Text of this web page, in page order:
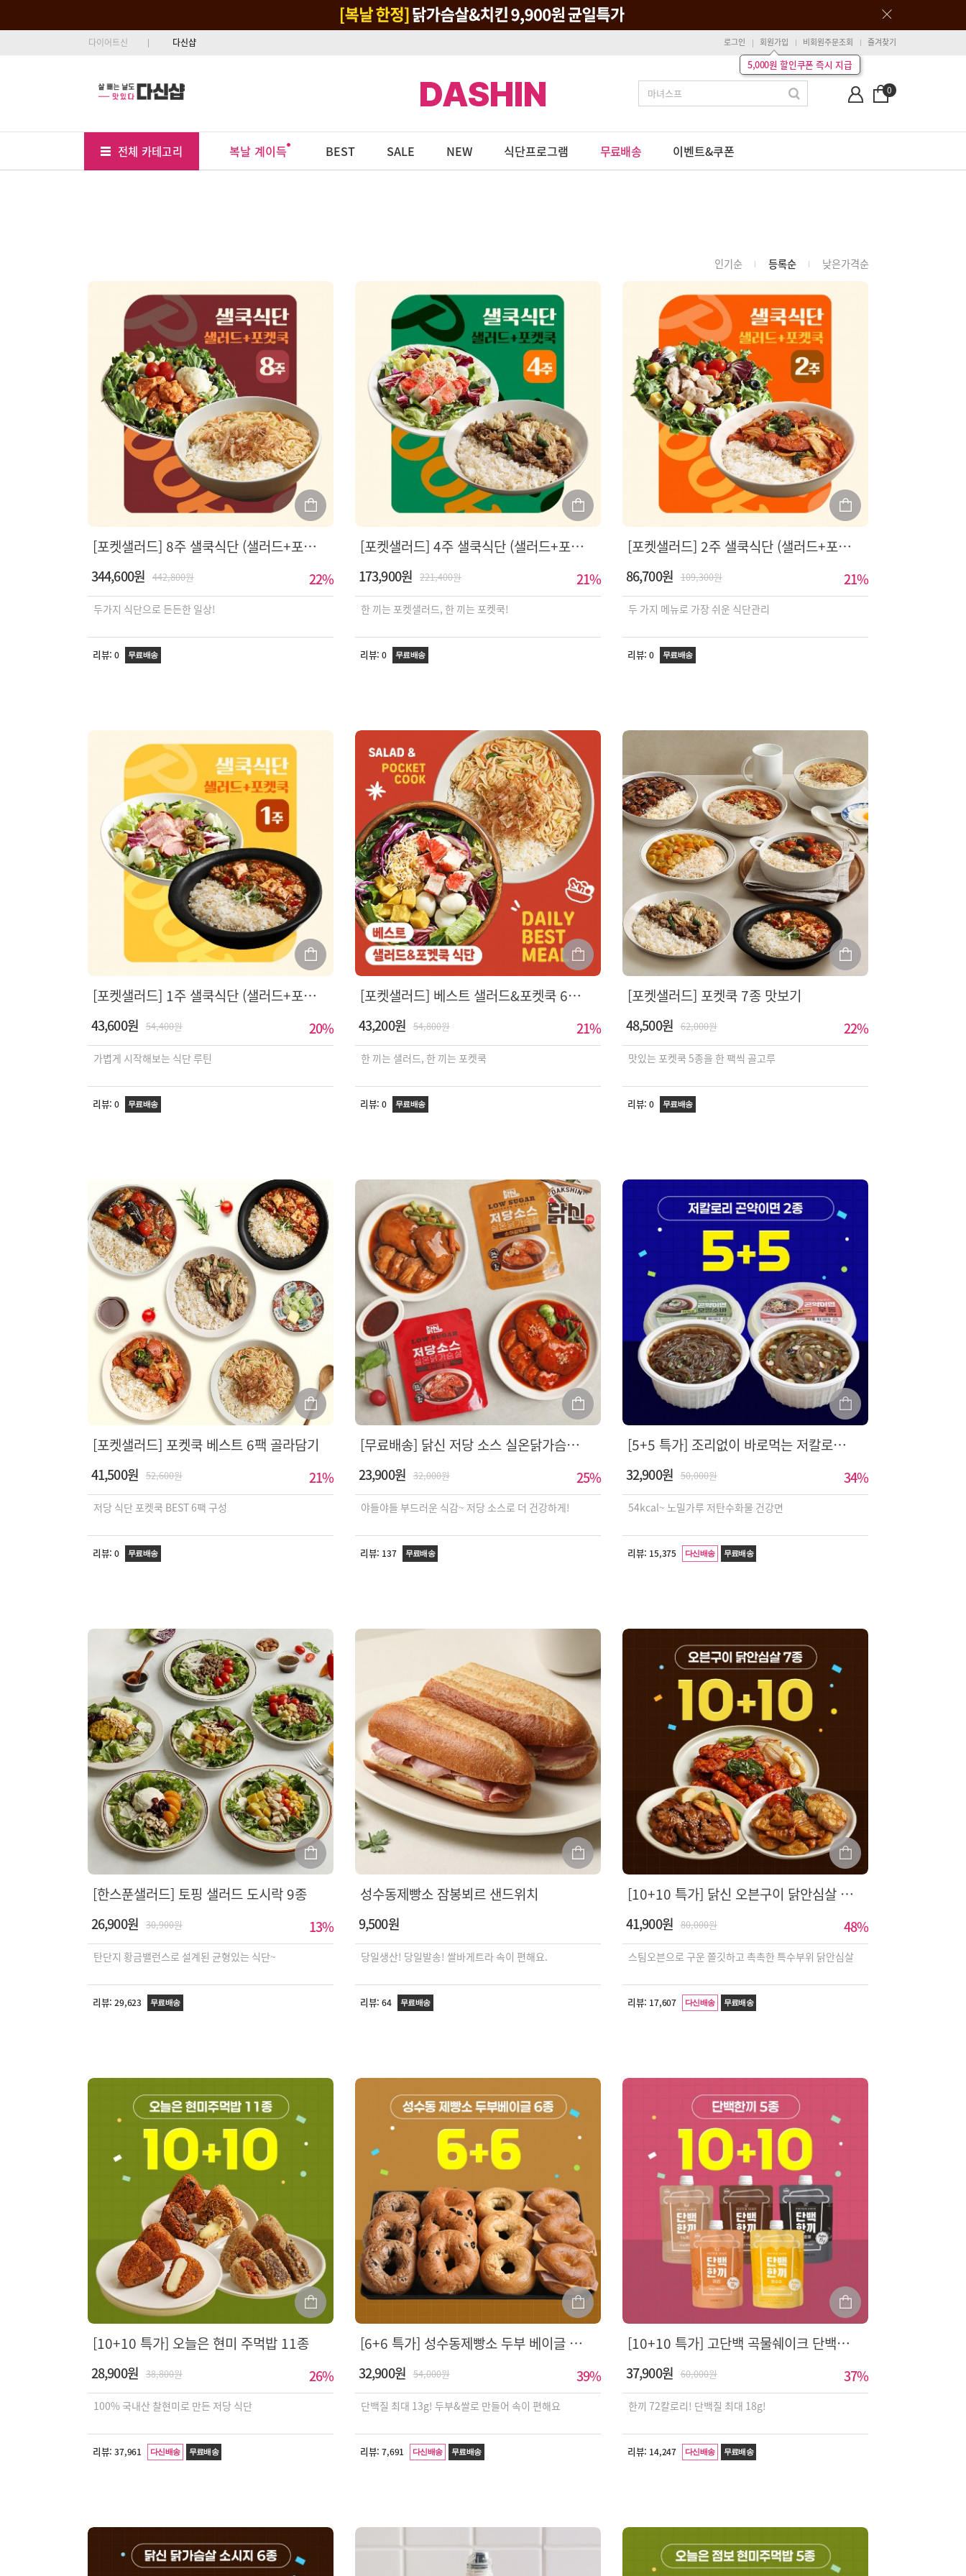
다이어트신 다신샵 로그인 회원가입
5,000원 할인쿠폰 즉시 지급
비회원주문조회 즐겨찾기
DASHIN 0
Tab
전체 카테고리 복날 계이득 BEST SALE NEW 식단프로그램 무료배송 이벤트&쿠폰
인기순 등록순 낮은가격순
[포켓샐러드] 8주 샐쿡식단 (샐러드+포켓쿡)
344,600원 442,800원 22%
두가지 식단으로 든든한 일상!
리뷰: 0 무료배송
[포켓샐러드] 4주 샐쿡식단 (샐러드+포켓쿡)
173,900원 221,400원 21%
한 끼는 포켓샐러드, 한 끼는 포켓쿡!
리뷰: 0 무료배송
[포켓샐러드] 2주 샐쿡식단 (샐러드+포켓쿡)
86,700원 109,300원 21%
두 가지 메뉴로 가장 쉬운 식단관리
리뷰: 0 무료배송
[포켓샐러드] 1주 샐쿡식단 (샐러드+포켓쿡)
43,600원 54,400원 20%
가볍게 시작해보는 식단 루틴
리뷰: 0 무료배송
[포켓샐러드] 베스트 샐러드&포켓쿡 6팩 식단 외 9종
43,200원 54,800원 21%
한 끼는 샐러드, 한 끼는 포켓쿡
리뷰: 0 무료배송
[포켓샐러드] 포켓쿡 7종 맛보기
48,500원 62,000원 22%
맛있는 포켓쿡 5종을 한 팩씩 골고루
리뷰: 0 무료배송
[포켓샐러드] 포켓쿡 베스트 6팩 골라담기
41,500원 52,600원 21%
저당 식단 포켓쿡 BEST 6팩 구성
리뷰: 0 무료배송
[무료배송] 닭신 저당 소스 실온닭가슴살 10팩/20팩
23,900원 32,000원 25%
야들야들 부드러운 식감~ 저당 소스로 더 건강하게!
리뷰: 137 무료배송
[5+5 특가] 조리없이 바로먹는 저칼로리 곤약이면 2종 (총10팩)
32,900원 50,000원 34%
54kcal~ 노밀가루 저탄수화물 건강면
리뷰: 15,375 다신배송 무료배송
[한스푼샐러드] 토핑 샐러드 도시락 9종
26,900원 30,900원 13%
탄단지 황금밸런스로 설계된 균형있는 식단~
리뷰: 29,623 무료배송
성수동제빵소 잠봉뵈르 샌드위치
9,500원
당일생산! 당일발송! 쌀바게트라 속이 편해요.
리뷰: 64 무료배송
[10+10 특가] 닭신 오븐구이 닭안심살 7종 골라담기
41,900원 80,000원 48%
스팀오븐으로 구운 쫄깃하고 촉촉한 특수부위 닭안심살
리뷰: 17,607 다신배송 무료배송
[10+10 특가] 오늘은 현미 주먹밥 11종
28,900원 38,800원 26%
100% 국내산 찰현미로 만든 저당 식단
리뷰: 37,961 다신배송 무료배송
[6+6 특가] 성수동제빵소 두부 베이글 6종
32,900원 54,000원 39%
단백질 최대 13g! 두부&쌀로 만들어 속이 편해요
리뷰: 7,691 다신배송 무료배송
[10+10 특가] 고단백 곡물쉐이크 단백한끼 5종 골라담기
37,900원 60,000원 37%
한끼 72칼로리! 단백질 최대 18g!
리뷰: 14,247 다신배송 무료배송